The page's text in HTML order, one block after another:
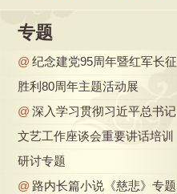
专题
@ 纪念建党95周年暨红军长征
胜利80周年主题活动展
@ 深入学习贯彻习近平总书记
文艺工作座谈会重要讲话培训
研讨专题
@ 路内长篇小说《慈悲》专题